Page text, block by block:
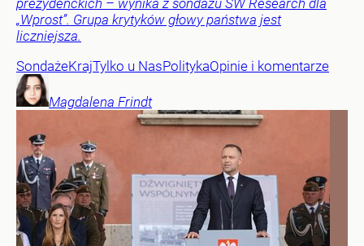
„Wprost”. Grupa krytyków głowy państwa jest
liczniejsza.
SondażeKrajTylko u NasPolitykaOpinie i komentarze
Magdalena Frindt